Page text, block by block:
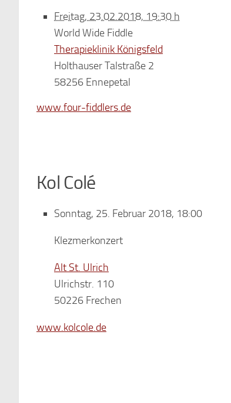
Freitag, 23.02.2018, 19:30 h
World Wide Fiddle
Therapieklinik Königsfeld
Holthauser Talstraße 2
58256 Ennepetal
www.four-fiddlers.de
Kol Colé
Sonntag, 25. Februar 2018, 18:00
Klezmerkonzert
Alt St. Ulrich
Ulrichstr. 110
50226 Frechen
www.kolcole.de